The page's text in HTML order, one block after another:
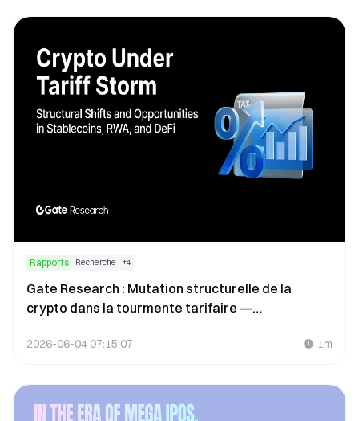
Rapports Recherche +4
Gate Research : Mutation structurelle de la
crypto dans la tourmente tarifaire —
les RWA et la DeFi
2026-06-04 07:15:07 1m